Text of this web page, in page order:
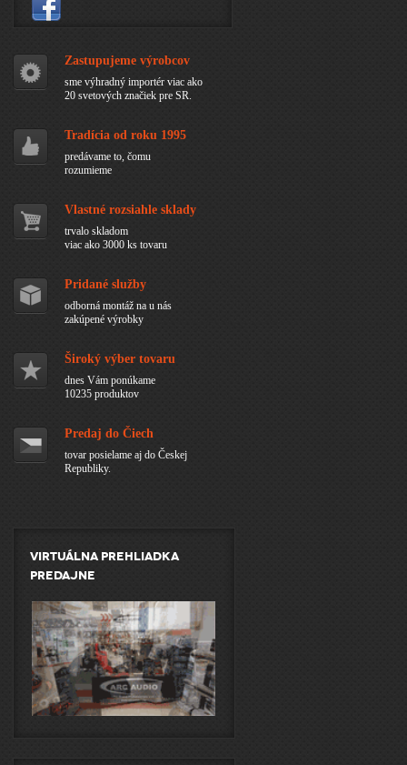
Zastupujeme výrobcov
sme výhradný importér viac ako
20 svetových značiek pre SR.
Tradícia od roku 1995
predávame to, čomu
rozumieme
Vlastné rozsiahle sklady
trvalo skladom
viac ako 3000 ks tovaru
Pridané služby
odborná montáž na u nás
zakúpené výrobky
Široký výber tovaru
dnes Vám ponúkame
10235 produktov
Predaj do Čiech
tovar posielame aj do Českej
Republiky.
Virtuálna prehliadka
predajne